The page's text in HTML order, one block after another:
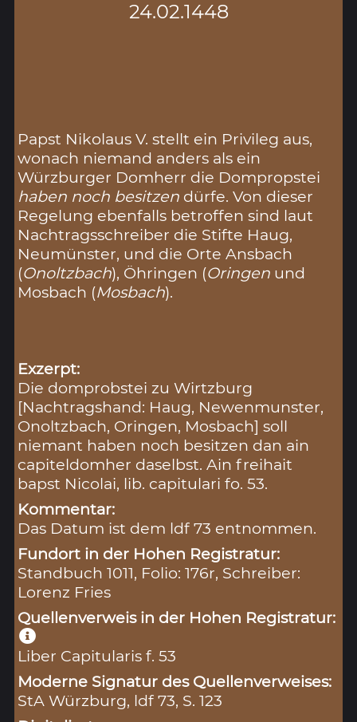
24.02.1448
Papst Nikolaus V. stellt ein Privileg aus,
wonach niemand anders als ein
Würzburger Domherr die Dompropstei
haben noch besitzen dürfe. Von dieser
Regelung ebenfalls betroffen sind laut
Nachtragsschreiber die Stifte Haug,
Neumünster, und die Orte Ansbach
(Onoltzbach), Öhringen (Oringen und
Mosbach (Mosbach).
Exzerpt:
Die domprobstei zu Wirtzburg
[Nachtragshand: Haug, Newenmunster,
Onoltzbach, Oringen, Mosbach] soll
niemant haben noch besitzen dan ain
capiteldomher daselbst. Ain freihait
bapst Nicolai, lib. capitulari fo. 53.
Kommentar:
Das Datum ist dem ldf 73 entnommen.
Fundort in der Hohen Registratur:
Standbuch 1011, Folio: 176r, Schreiber:
Lorenz Fries
Quellenverweis in der Hohen Registratur:
Liber Capitularis f. 53
Moderne Signatur des Quellenverweises:
StA Würzburg, ldf 73, S. 123